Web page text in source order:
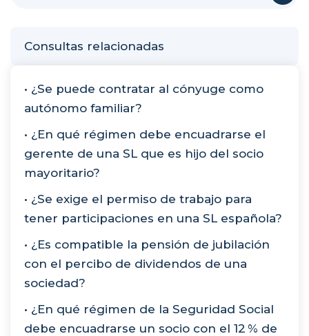
Consultas relacionadas
• ¿Se puede contratar al cónyuge como
autónomo familiar?
• ¿En qué régimen debe encuadrarse el
gerente de una SL que es hijo del socio
mayoritario?
• ¿Se exige el permiso de trabajo para
tener participaciones en una SL española?
• ¿Es compatible la pensión de jubilación
con el percibo de dividendos de una
sociedad?
• ¿En qué régimen de la Seguridad Social
debe encuadrarse un socio con el 12 % de